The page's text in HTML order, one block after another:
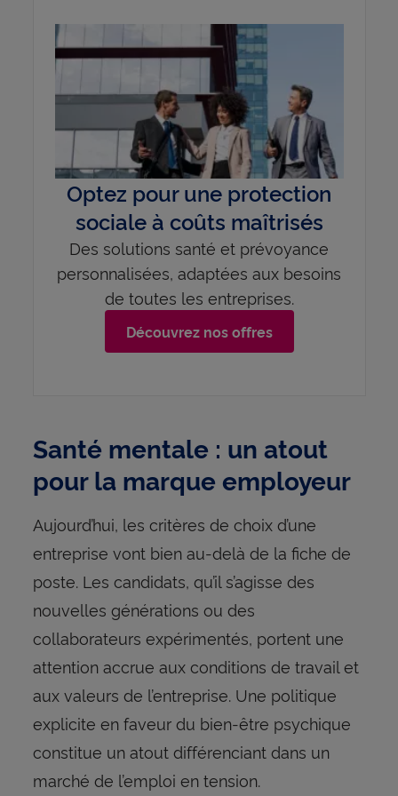
Optez pour une protection
sociale à coûts maîtrisés
Des solutions santé et prévoyance
personnalisées, adaptées aux besoins
de toutes les entreprises.
Découvrez nos offres
Santé mentale : un atout
pour la marque employeur
Aujourd’hui, les critères de choix d’une
entreprise vont bien au-delà de la fiche de
poste. Les candidats, qu’il s’agisse des
nouvelles générations ou des
collaborateurs expérimentés, portent une
attention accrue aux conditions de travail et
aux valeurs de l’entreprise. Une politique
explicite en faveur du bien-être psychique
constitue un atout différenciant dans un
marché de l’emploi en tension.